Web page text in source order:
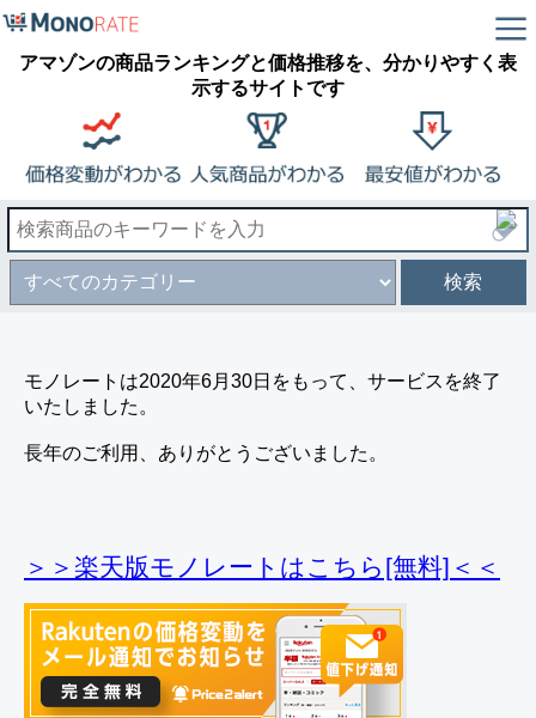
アマゾンの商品ランキングと価格推移を、分かりやすく表
示するサイトです
検索
モノレートは2020年6月30日をもって、サービスを終了
いたしました。
長年のご利用、ありがとうございました。
＞＞楽天版モノレートはこちら[無料]＜＜